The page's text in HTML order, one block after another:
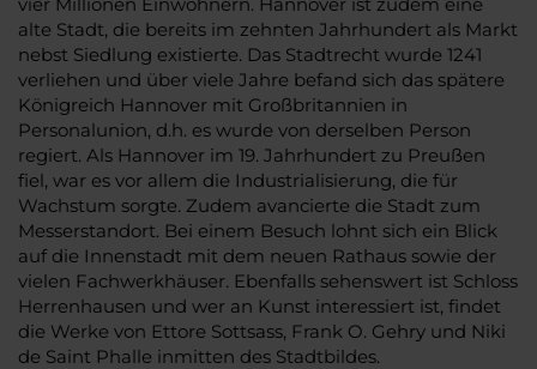
alte Stadt, die bereits im zehnten Jahrhundert als Markt
nebst Siedlung existierte. Das Stadtrecht wurde 1241
verliehen und über viele Jahre befand sich das spätere
Königreich Hannover mit Großbritannien in
Personalunion, d.h. es wurde von derselben Person
regiert. Als Hannover im 19. Jahrhundert zu Preußen
fiel, war es vor allem die Industrialisierung, die für
Wachstum sorgte. Zudem avancierte die Stadt zum
Messerstandort. Bei einem Besuch lohnt sich ein Blick
auf die Innenstadt mit dem neuen Rathaus sowie der
vielen Fachwerkhäuser. Ebenfalls sehenswert ist Schloss
Herrenhausen und wer an Kunst interessiert ist, findet
die Werke von Ettore Sottsass, Frank O. Gehry und Niki
de Saint Phalle inmitten des Stadtbildes.